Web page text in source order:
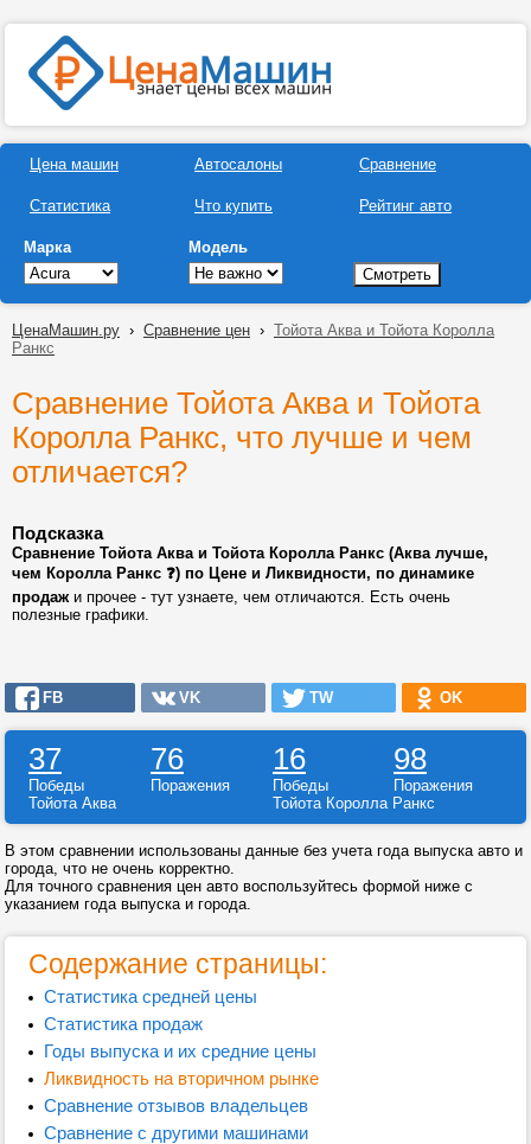
Цена машин
Статистика
Автосалоны
Что купить
Сравнение
Рейтинг авто
Марка Модель
ЦенаМашин.ру › Сравнение цен › Тойота Аква и Тойота Королла
Ранкс
Сравнение Тойота Аква и Тойота
Королла Ранкс, что лучше и чем
отличается?
Подсказка
Сравнение Тойота Аква и Тойота Королла Ранкс (Аква лучше,
чем Королла Ранкс ❓) по Цене и Ликвидности, по динамике
продажи прочее - тут узнаете, чем отличаются. Есть очень
полезные графики.
FB VK TW OK
37 76 16 98
Победы Поражения Победы
Поражения
Тойота Аква
Тойота Королла Ранкс
В этом сравнении использованы данные без учета года выпуска авто и
города, что не очень корректно.
Для точного сравнения цен авто воспользуйтесь формой ниже с
указанием года выпуска и города.
Содержание страницы:
Статистика средней цены
Статистика продаж
Годы выпуска и их средние цены
Ликвидность на вторичном рынке
Сравнение отзывов владельцев
Сравнение с другими машинами